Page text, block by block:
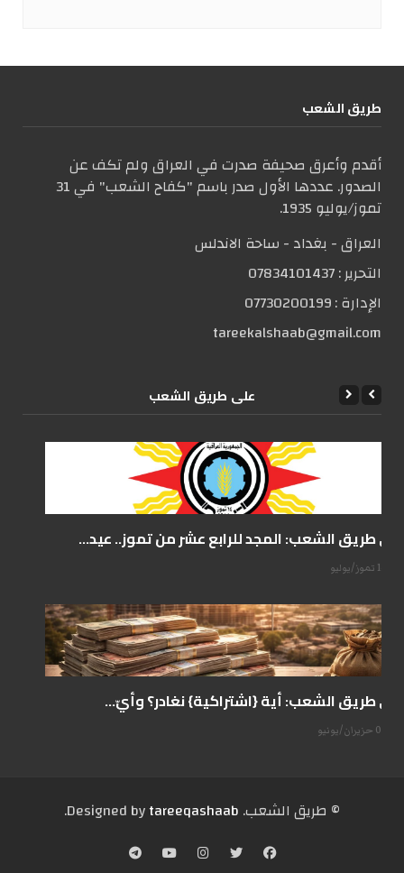
طریق الشعب
أقدم وأعرق صحيفة صدرت في العراق ولم تكف عن
الصدور. عددها الأول صدر باسم "كفاح الشعب" في 31
تموز/يوليو 1935.
العراق - بغداد - ساحة الاندلس
التحریر :07834101437
الإدارة :07730200199
tareekalshaab@gmail.com
علی طریق الشعب
على طريق الشعب: المجد للرابع عشر من تموز.. عيد...
14 تموز/يوليو
على طريق الشعب: أية {اشتراكية} نغادر؟ وأيّ...
07 حزيران/يونيو
© طریق الشعب. Designed by tareeqashaab
.